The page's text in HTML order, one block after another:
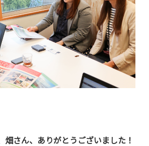
畑さん、ありがとうございました！